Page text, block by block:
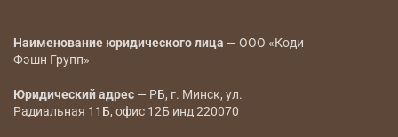
Наименование юридического лица — ООО «Коди
Фэшн Групп»
Юридический адрес — РБ, г. Минск, ул.
Радиальная 11Б, офис 12Б инд 220070